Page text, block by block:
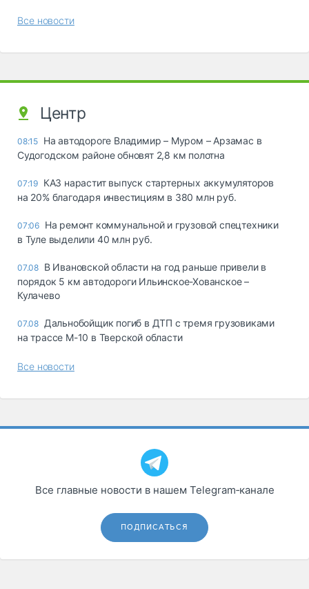
Все новости
Центр
08:15 На автодороге Владимир – Муром – Арзамас в
Судогодском районе обновят 2,8 км полотна
07:19 КАЗ нарастит выпуск стартерных аккумуляторов
на 20% благодаря инвестициям в 380 млн руб.
07:06 На ремонт коммунальной и грузовой спецтехники
в Туле выделили 40 млн руб.
07.08 В Ивановской области на год раньше привели в
порядок 5 км автодороги Ильинское-Хованское –
Кулачево
07.08 Дальнобойщик погиб в ДТП с тремя грузовиками
на трассе М-10 в Тверской области
Все новости
Все главные новости в нашем Telegram‑канале
ПОДПИСАТЬСЯ